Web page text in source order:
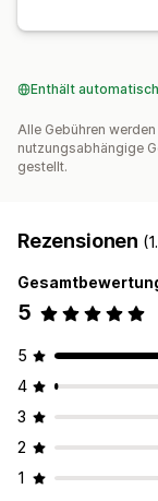
Steuerformulare
Enthält
Alle Gebühren
nutzungsabhängige
gestellt.
Rezensionen
5
5
4
3
2
1